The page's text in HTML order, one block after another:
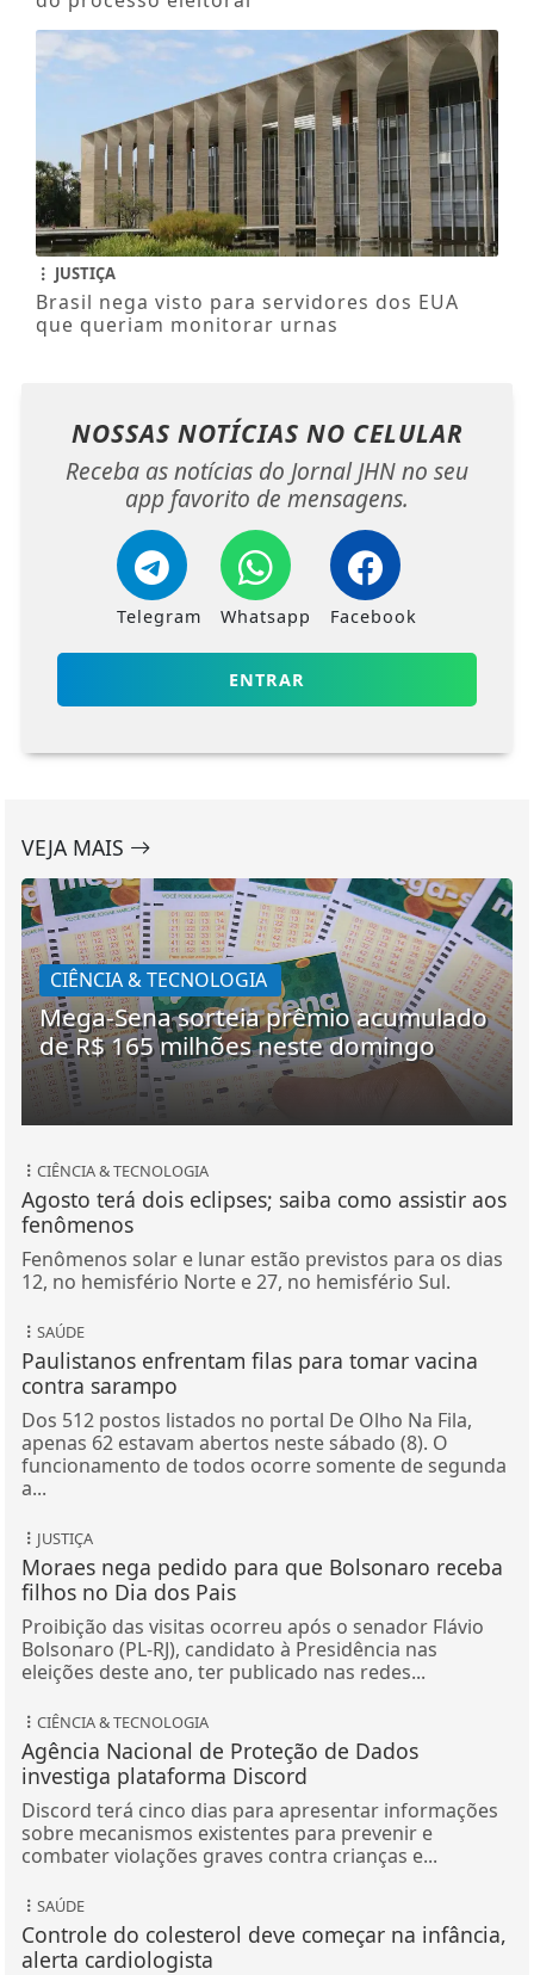
JUSTIÇA
Brasil nega visto para servidores dos EUA
que queriam monitorar urnas
NOSSAS NOTÍCIAS NO CELULAR
Receba as notícias do Jornal JHN no seu
app favorito de mensagens.
Telegram Whatsapp Facebook
ENTRAR
VEJA MAIS
CIÊNCIA & TECNOLOGIA
Mega-Sena sorteia prêmio acumulado
de R$ 165 milhões neste domingo
CIÊNCIA & TECNOLOGIA
Agosto terá dois eclipses; saiba como assistir aos
fenômenos
Fenômenos solar e lunar estão previstos para os dias
12, no hemisfério Norte e 27, no hemisfério Sul.
SAÚDE
Paulistanos enfrentam filas para tomar vacina
contra sarampo
Dos 512 postos listados no portal De Olho Na Fila,
apenas 62 estavam abertos neste sábado (8). O
funcionamento de todos ocorre somente de segunda
a...
JUSTIÇA
Moraes nega pedido para que Bolsonaro receba
filhos no Dia dos Pais
Proibição das visitas ocorreu após o senador Flávio
Bolsonaro (PL-RJ), candidato à Presidência nas
eleições deste ano, ter publicado nas redes...
CIÊNCIA & TECNOLOGIA
Agência Nacional de Proteção de Dados
investiga plataforma Discord
Discord terá cinco dias para apresentar informações
sobre mecanismos existentes para prevenir e
combater violações graves contra crianças e...
SAÚDE
Controle do colesterol deve começar na infância,
alerta cardiologista